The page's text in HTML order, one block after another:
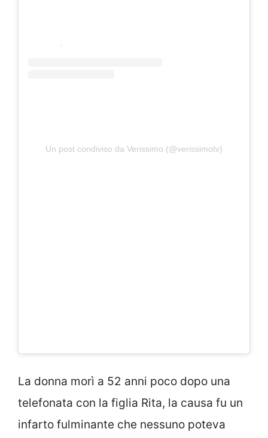
Un post condiviso da Verissimo (@verissimotv)
La donna morì a 52 anni poco dopo una
telefonata con la figlia Rita, la causa fu un
infarto fulminante che nessuno poteva